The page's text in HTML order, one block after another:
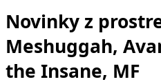
Novinky z
Meshuggah,
the Insane, MF